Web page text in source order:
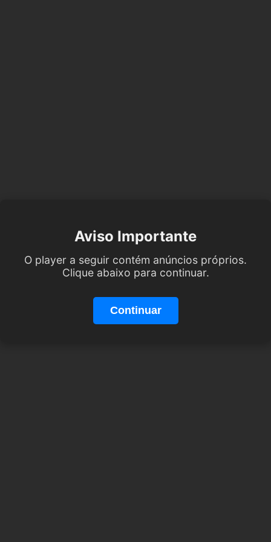
Aviso Importante
O player a seguir contém anúncios próprios.
Clique abaixo para continuar.
Continuar